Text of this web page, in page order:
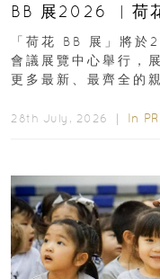
BB 展2026 ︳荷
「荷花 BB 展」將
會議展覽中心舉行，
更多最新、最齊全的
28th July, 2026 ｜ In